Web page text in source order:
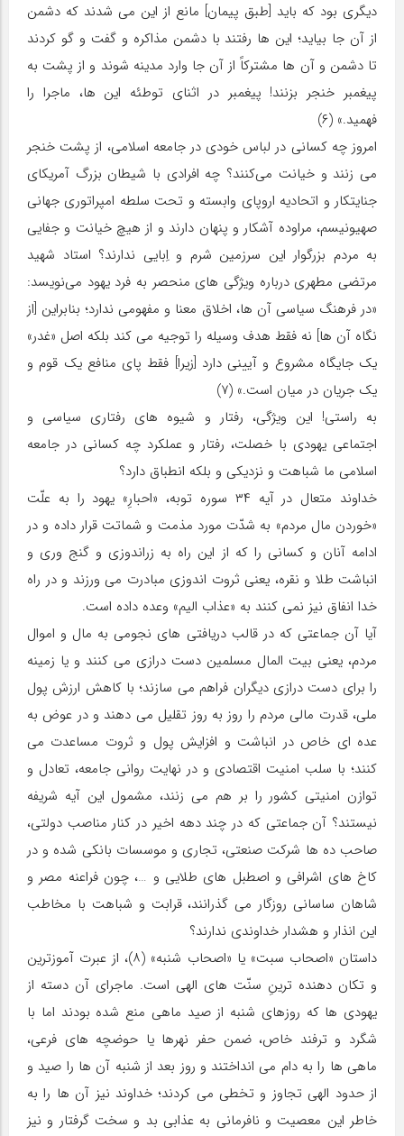
دیگری بود که باید [طبق پیمان] مانع از این می شدند که دشمن
از آن جا بیاید؛ این ها رفتند با دشمن مذاکره و گفت و گو کردند
تا دشمن و آن ها مشترکاً از آن جا وارد مدینه شوند و از پشت به
پیغمبر خنجر بزنند! پیغمبر در اثنای توطئه این ها، ماجرا را
فهمید.» (۶)
امروز چه کسانی در لباس خودی در جامعه اسلامی، از پشت خنجر
می زنند و خیانت می‌کنند؟ چه افرادی با شیطان بزرگ آمریکای
جنایتکار و اتحادیه اروپای وابسته و تحت سلطه امپراتوری جهانی
صهیونیسم، مراوده آشکار و پنهان دارند و از هیچ خیانت و جفایی
به مردم بزرگوار این سرزمین شرم و اِبایی ندارند؟ استاد شهید
مرتضی مطهری درباره ویژگی های منحصر به فرد یهود می‌نویسد:
«در فرهنگ سیاسی آن ها، اخلاق معنا و مفهومی ندارد؛ بنابراین [از
نگاه آن ها] نه فقط هدف وسیله را توجیه می کند بلکه اصل «غدر»
یک جایگاه مشروع و آیینی دارد [زیرا] فقط پای منافع یک قوم و
یک جریان در میان است.» (۷)
به راستی! این ویژگی، رفتار و شیوه های رفتاری سیاسی و
اجتماعی یهودی با خصلت، رفتار و عملکرد چه کسانی در جامعه
اسلامی ما شباهت و نزدیکی و بلکه انطباق دارد؟
خداوند متعال در آیه ۳۴ سوره توبه، «احبارِ» یهود را به علّت
«خوردن مال مردم» به شدّت مورد مذمت و شماتت قرار داده و در
ادامه آنان و کسانی را که از این راه به زراندوزی و گنج وری و
انباشت طلا و نقره، یعنی ثروت اندوزی مبادرت می ورزند و در راه
خدا انفاق نیز نمی کنند به «عذاب الیم» وعده داده است.
آیا آن جماعتی که در قالب دریافتی های نجومی به مال و اموال
مردم، یعنی بیت المال مسلمین دست درازی می کنند و یا زمینه
را برای دست درازی دیگران فراهم می سازند؛ با کاهش ارزش پول
ملی، قدرت مالی مردم را روز به روز تقلیل می دهند و در عوض به
عده ای خاص در انباشت و افزایش پول و ثروت مساعدت می
کنند؛ با سلب امنیت اقتصادی و در نهایت روانی جامعه، تعادل و
توازن امنیتی کشور را بر هم می زنند، مشمول این آیه شریفه
نیستند؟ آن جماعتی که در چند دهه اخیر در کنار مناصب دولتی،
صاحب ده ها شرکت صنعتی، تجاری و موسسات بانکی شده و در
کاخ های اشرافی و اصطبل های طلایی و …، چون فراعنه مصر و
شاهان ساسانی روزگار می گذرانند، قرابت و شباهت با مخاطب
این انذار و هشدار خداوندی ندارند؟
داستان «اصحاب سبت» یا «اصحاب شنبه» (۸)، از عبرت آموزترین
و تکان دهنده ترینِ سنّت های الهی است. ماجرای آن دسته از
یهودی ها که روزهای شنبه از صید ماهی منع شده بودند اما با
شگرد و ترفند خاص، ضمن حفر نهرها یا حوضچه های فرعی،
ماهی ها را به دام می انداختند و روز بعد از شنبه آن ها را صید و
از حدود الهی تجاوز و تخطی می کردند؛ خداوند نیز آن ها را به
خاطر این معصیت و نافرمانی به عذابی بد و سخت گرفتار و نیز